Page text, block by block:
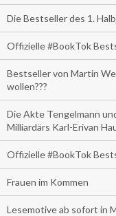
Die Bestseller des 1.
Offizielle #BookTok
Bestseller von Martin
wollen???
Die Akte Tengelmann
Milliardärs Karl-Erivan
Offizielle #BookTok
Frauen im Kommen
Lesemotive ab sofort in